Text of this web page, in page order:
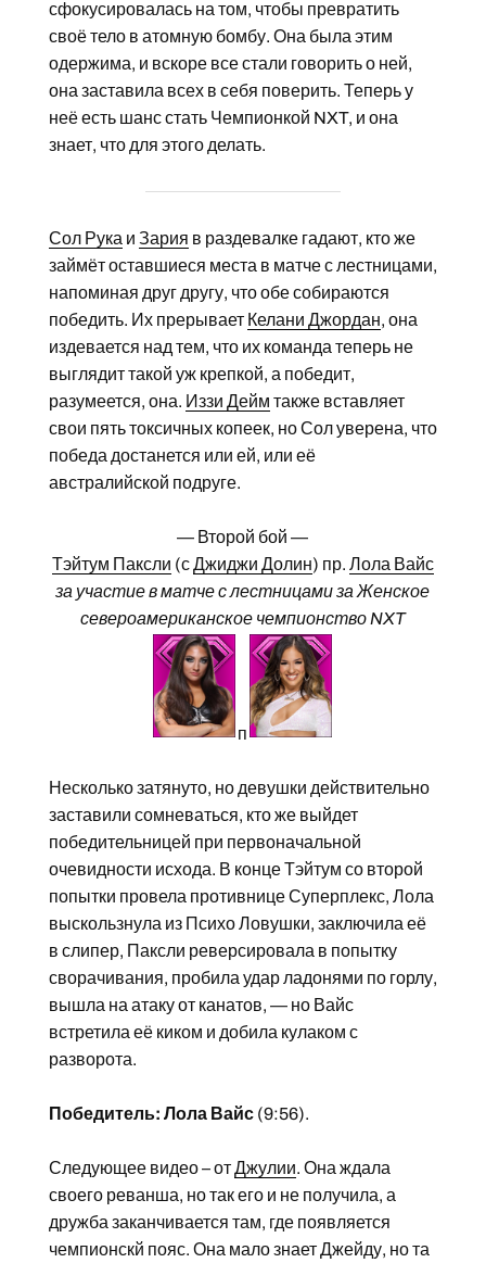
сфокусировалась на том, чтобы превратить
своё тело в атомную бомбу. Она была этим
одержима, и вскоре все стали говорить о ней,
она заставила всех в себя поверить. Теперь у
неё есть шанс стать Чемпионкой NXT, и она
знает, что для этого делать.
Сол Рука и Зария в раздевалке гадают, кто же
займёт оставшиеся места в матче с лестницами,
напоминая друг другу, что обе собираются
победить. Их прерывает Келани Джордан, она
издевается над тем, что их команда теперь не
выглядит такой уж крепкой, а победит,
разумеется, она. Иззи Дейм также вставляет
свои пять токсичных копеек, но Сол уверена, что
победа достанется или ей, или её
австралийской подруге.
— Второй бой —
Тэйтум Паксли (сДжиджи Долин) пр. Лола Вайс
за участие в матче с лестницами за Женское
североамериканское чемпионство NXT
п
Несколько затянуто, но девушки действительно
заставили сомневаться, кто же выйдет
победительницей при первоначальной
очевидности исхода. В конце Тэйтум со второй
попытки провела противнице Суперплекс, Лола
выскользнула из Психо Ловушки, заключила её
в слипер, Паксли реверсировала в попытку
сворачивания, пробила удар ладонями по горлу,
вышла на атаку от канатов, — но Вайс
встретила её киком и добила кулаком с
разворота.
Победитель: Лола Вайс(9:56).
Следующее видео – отДжулии. Она ждала
своего реванша, но так его и не получила, а
дружба заканчивается там, где появляется
чемпионскй пояс. Она мало знает Джейду, но та